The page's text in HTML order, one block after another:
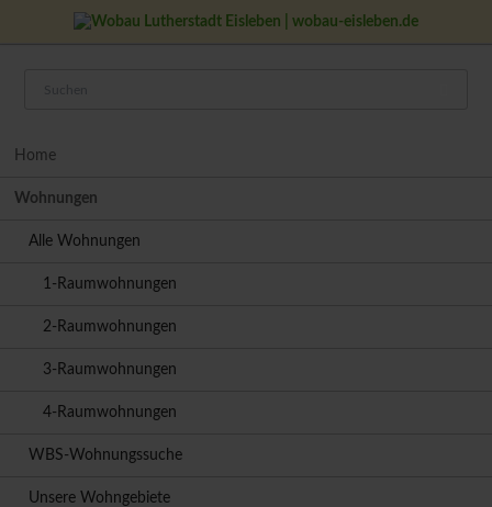
Home
Wohnungen
Alle Wohnungen
1-Raumwohnungen
2-Raumwohnungen
3-Raumwohnungen
4-Raumwohnungen
WBS-Wohnungssuche
Unsere Wohngebiete